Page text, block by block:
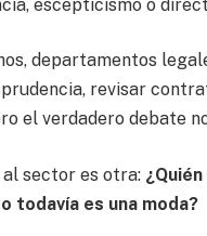
escepticismo o
departamentos
revisar
el verdadero debate
sector es otra:
todavía es una moda?